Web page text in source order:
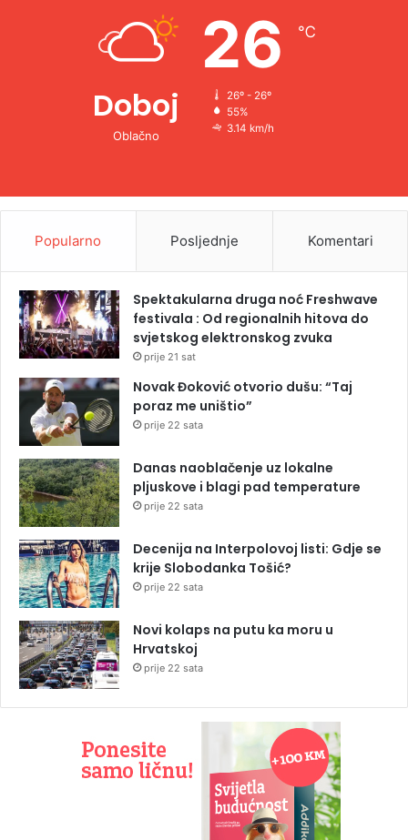
Doboj
Oblačno
26 ℃
26º - 26º
55%
3.14 km/h
Popularno Posljednje Komentari
Spektakularna druga noć Freshwave
festivala : Od regionalnih hitova do
svjetskog elektronskog zvuka
prije 21 sat
Novak Đoković otvorio dušu: “Taj
poraz me uništio”
prije 22 sata
Danas naoblačenje uz lokalne
pljuskove i blagi pad temperature
prije 22 sata
Decenija na Interpolovoj listi: Gdje se
krije Slobodanka Tošić?
prije 22 sata
Novi kolaps na putu ka moru u
Hrvatskoj
prije 22 sata